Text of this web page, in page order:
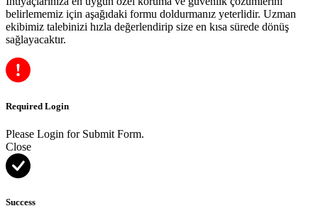
belirlememiz için aşağıdaki formu doldurmanız yeterlidir. Uzman
ekibimiz talebinizi hızla değerlendirip size en kısa sürede dönüş
sağlayacaktır.
Required Login
Please Login for Submit Form.
Close
Success